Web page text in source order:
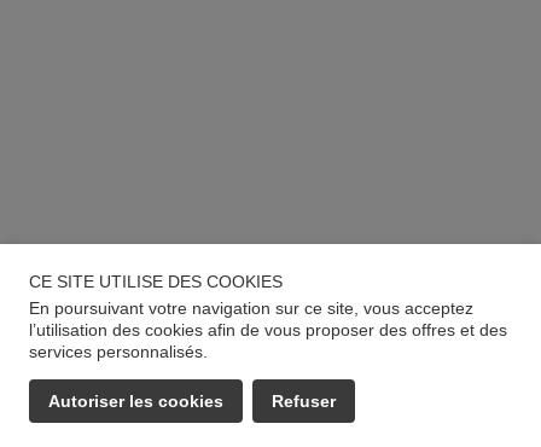
CE SITE UTILISE DES COOKIES
En poursuivant votre navigation sur ce site, vous acceptez
l’utilisation des cookies afin de vous proposer des offres et des
services personnalisés.
Autoriser les cookies Refuser